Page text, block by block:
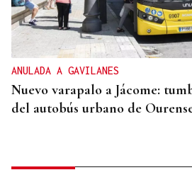
ANULADA A GAVILANES
Nuevo varapalo a Jácome:
del autobús urbano de